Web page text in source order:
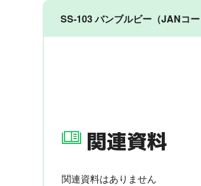
SS-103 バンブルビー（JANコー
関連資料
関連資料はありません